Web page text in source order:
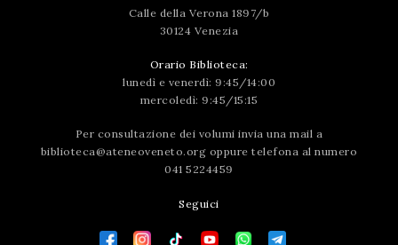
Calle della Verona 1897/b
30124 Venezia
Orario Biblioteca:
lunedì e venerdì: 9:45/14:00
mercoledì: 9:45/15:15
Per consultazione dei volumi invia una mail a
biblioteca@ateneoveneto.org oppure telefona al numero
041 5224459
Seguici